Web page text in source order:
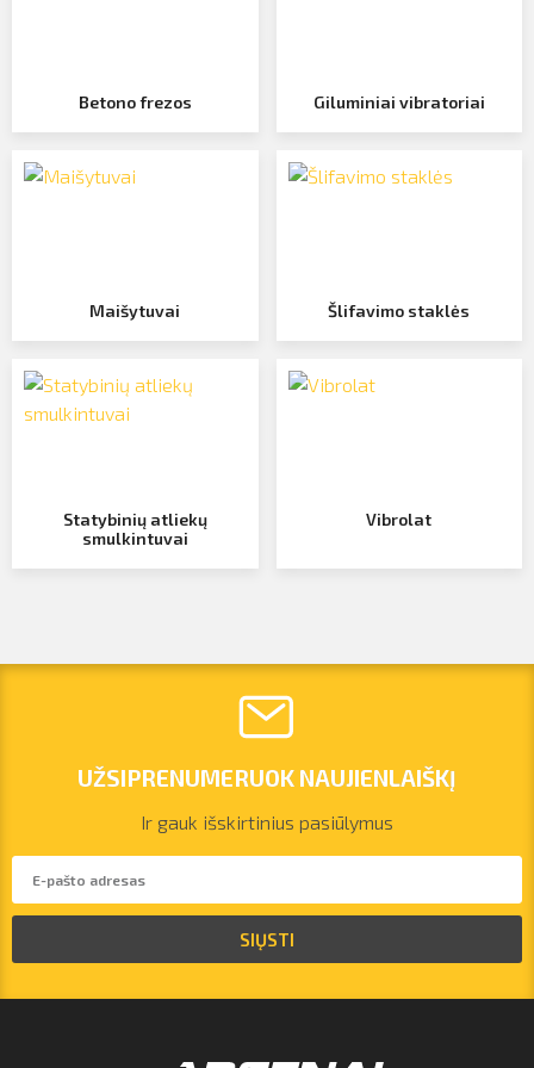
vilnius@arsenalrent.com
SIŲSTI
Betono frezos Giluminiai vibratoriai
Maišytuvai Šlifavimo staklės
Statybinių atliekų
smulkintuvai
Vibrolat
UŽSIPRENUMERUOK NAUJIENLAIŠKĮ
Ir gauk išskirtinius pasiūlymus
SIŲSTI